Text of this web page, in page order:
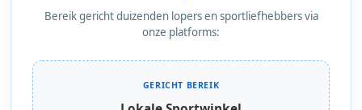
Bereik gericht duizenden lopers en sportliefhebbers via
onze platforms:
GERICHT BEREIK